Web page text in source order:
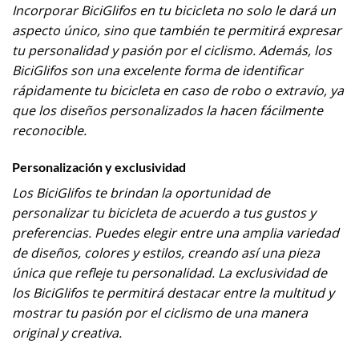
Incorporar BiciGlifos en tu bicicleta no solo le dará un
aspecto único, sino que también te permitirá expresar
tu personalidad y pasión por el ciclismo. Además, los
BiciGlifos son una excelente forma de identificar
rápidamente tu bicicleta en caso de robo o extravío, ya
que los diseños personalizados la hacen fácilmente
reconocible.
Personalización y exclusividad
Los BiciGlifos te brindan la oportunidad de
personalizar tu bicicleta de acuerdo a tus gustos y
preferencias. Puedes elegir entre una amplia variedad
de diseños, colores y estilos, creando así una pieza
única que refleje tu personalidad. La exclusividad de
los BiciGlifos te permitirá destacar entre la multitud y
mostrar tu pasión por el ciclismo de una manera
original y creativa.